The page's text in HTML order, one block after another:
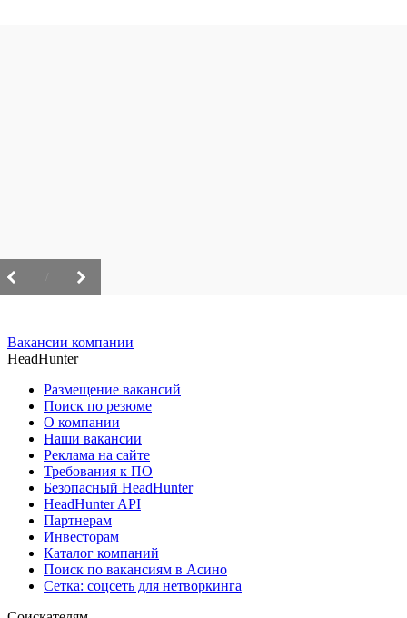
Вакансии компании
HeadHunter
Размещение вакансий
Поиск по резюме
О компании
Наши вакансии
Реклама на сайте
Требования к ПО
Безопасный HeadHunter
HeadHunter API
Партнерам
Инвесторам
Каталог компаний
Поиск по вакансиям в Асино
Сетка: соцсеть для нетворкинга